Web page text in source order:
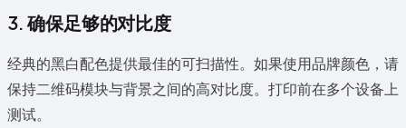
3. 确保足够的对比度
经典的黑白配色提供最佳的可扫描性。如果使用品牌颜色，请
保持二维码模块与背景之间的高对比度。打印前在多个设备上
测试。